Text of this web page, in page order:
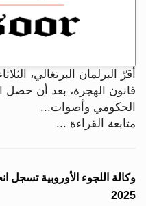
أقرّ البرلمان البرتغالي،
قانون الهجرة، بعد أن
الحكومي وأصوات...
متابعة القراءة ...
2025